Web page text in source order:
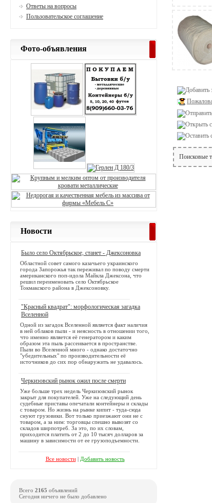
Поисковые
Ответы на вопросы
Пользовательское соглашение
Фото-объявления
Новости
Было село Октябрьское, станет - Джексоновка
Областной совет самого казачьего украинского
города Запорожья так переживал по поводу смерти
американского поп-идола Майкла Джексона, что
решил переименовать село Октябрьское
Токмакского района в Джексоновку.
"Красный квадрат": морфологическая загадка
Вселенной
Одной из загадок Вселенной является факт наличия
в ней облаков пыли - и неясность в отношении того,
что именно является её генератором и каким
образом эта пыль рассеивается в пространстве.
Пыли во Вселенной много - однако достаточно
"убедительных" по производительности её
источников до сих пор обнаружить не удавалось.
Черкизовский рынок ожил после смерти
Уже больше трех недель Черкизовский рынок
закрыт для покупателей. Уже на следующий день
судебные приставы опечатали контейнеры и склады
с товаром. Но жизнь на рынке кипит - туда-сюда
снуют грузовики. Вот только приезжают они не с
товаром, а за ним: торговцы спешно вывозят со
складов ширпотреб. За это, по их словам,
приходится платить от 2 до 10 тысяч долларов за
машину в зависимости от ее грузоподъемности.
Все новости| Добавить новость
Всего 2165 объявлений
Сегодня ничего не было добавлено